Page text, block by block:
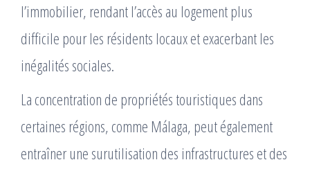
l’immobilier, rendant l’accès au logement plus
difficile pour les résidents locaux et exacerbant les
inégalités sociales.
La concentration de propriétés touristiques dans
certaines régions, comme Málaga, peut également
entraîner une surutilisation des infrastructures et des